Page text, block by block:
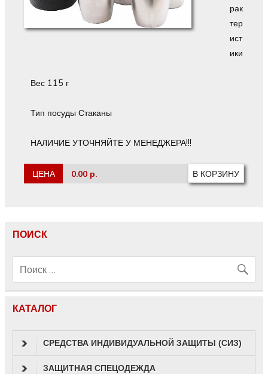
рак
тер
ист
ики
Вес 115 г
Тип посуды Стаканы
НАЛИЧИЕ УТОЧНЯЙТЕ У МЕНЕДЖЕРА!!!
ЦЕНА 0.00 р.
ПОИСК
КАТАЛОГ
СРЕДСТВА ИНДИВИДУАЛЬНОЙ ЗАЩИТЫ (СИЗ)
ЗАЩИТНАЯ СПЕЦОДЕЖДА